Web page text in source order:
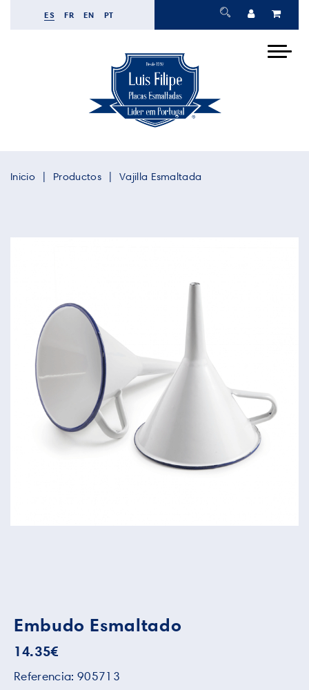
ES FR EN PT
Inicio Productos Vajilla Esmaltada
Embudo Esmaltado
14.35€
Referencia: 905713